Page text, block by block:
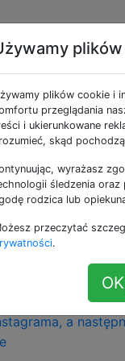
na
mówi o
aby dostać się
zmienić.
plików cookie i
przeglądania
i ukierunkowane
skąd
wyrażasz
śledzenia oraz
rodzica lub
przeczytać
.